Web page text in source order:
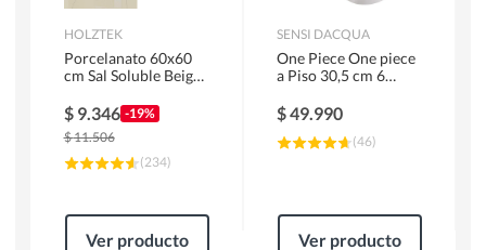
HOLZTEK
Porcelanato 60x60
cm Sal Soluble Beige
$ 9.346 -19%
$11.506
(234)
Ver producto
SENSI DACQUA
One Piece One piece
a Piso 30,5 cm 6
$49.990
(46)
Ver producto